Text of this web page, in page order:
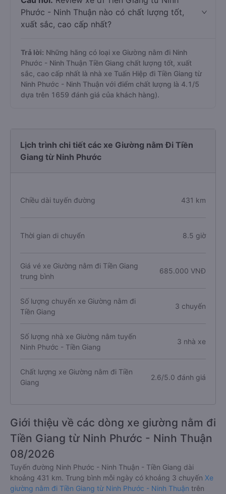
Phước - Ninh Thuận nào có chất lượng tốt,
xuất sắc, cao cấp nhất?
Trả lời: Những hãng có loại xe Giường nằm đi Ninh
Phước - Ninh Thuận Tiền Giang chất lượng tốt, xuất
sắc, cao cấp nhất là nhà xe Tuấn Hiệp đi Tiền Giang từ
Ninh Phước - Ninh Thuận với điểm chất lượng là 4.1/5
dựa trên 1659 đánh giá của khách hàng).
Lịch trình chi tiết các xe Giường nằm Đi Tiền
Giang từ Ninh Phước
Chiều dài tuyến đường 431 km
Thời gian di chuyển 8.5 giờ
Giá vé xe Giường nằm đi Tiền Giang
trung bình
685.000 VNĐ
Số lượng chuyến xe Giường nằm đi
Tiền Giang
3 chuyến
Số lượng nhà xe Giường nằm tuyến
Ninh Phước - Tiền Giang
3 nhà xe
Chất lượng xe Giường nằm đi Tiền
Giang
2.6/5.0 đánh giá
Giới thiệu về các dòng xe giường nằm đi
Tiền Giang từ Ninh Phước - Ninh Thuận
08/2026
Tuyến đường Ninh Phước - Ninh Thuận - Tiền Giang dài
khoảng 431 km. Trung bình mỗi ngày có khoảng 3 chuyến Xe
giường nằm đi Tiền Giang từ Ninh Phước - Ninh Thuận trên